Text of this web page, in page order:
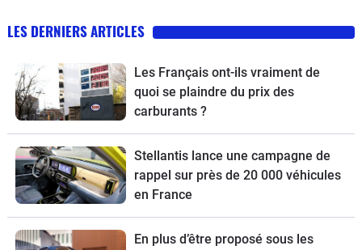
LES DERNIERS ARTICLES
Les Français ont-ils vraiment de
quoi se plaindre du prix des
carburants ?
Stellantis lance une campagne de
rappel sur près de 20 000 véhicules
en France
En plus d’être proposé sous les